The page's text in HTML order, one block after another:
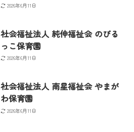
2026年6月11日
社会福祉法人 純伸福祉会 のびる
っこ保育園
2026年6月11日
社会福祉法人 南星福祉会 やまが
わ保育園
2026年6月11日